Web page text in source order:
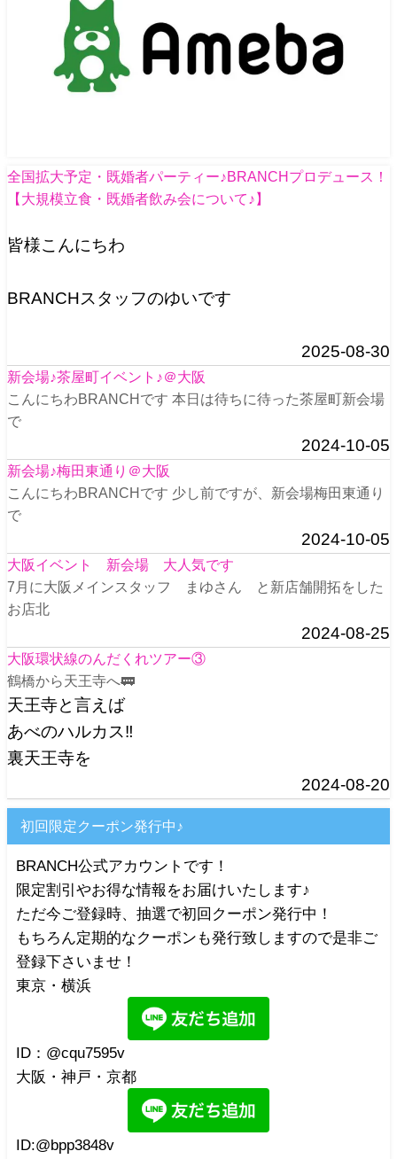
全国拡大予定・既婚者パーティー♪BRANCHプロデュース！
【大規模立食・既婚者飲み会について♪】
皆様こんにちわ
BRANCHスタッフのゆいです
2025-08-30
新会場♪茶屋町イベント♪＠大阪
こんにちわBRANCHです 本日は待ちに待った茶屋町新会場
で
2024-10-05
新会場♪梅田東通り＠大阪
こんにちわBRANCHです 少し前ですが、新会場梅田東通り
で
2024-10-05
大阪イベント 新会場 大人気です
7月に大阪メインスタッフ まゆさん と新店舗開拓をした
お店北
2024-08-25
大阪環状線のんだくれツアー③
鶴橋から天王寺へ🚃
天王寺と言えば
あべのハルカス‼️
裏天王寺を
2024-08-20
初回限定クーポン発行中♪
BRANCH公式アカウントです！
限定割引やお得な情報をお届けいたします♪
ただ今ご登録時、抽選で初回クーポン発行中！
もちろん定期的なクーポンも発行致しますので是非ご
登録下さいませ！
東京・横浜
ID：@cqu7595v
大阪・神戸・京都
ID:@bpp3848v